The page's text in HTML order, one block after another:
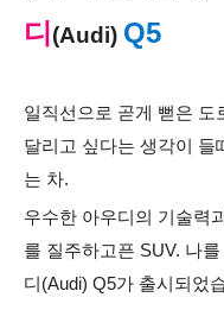
디 (Audi) Q5
일직선으로 곧게 뻗은 도
달리고 싶다는 생각이 들
는 차.
우수한 아우디의 기술력
를 질주하고픈 SUV. 나
디(Audi) Q5가 출시되었